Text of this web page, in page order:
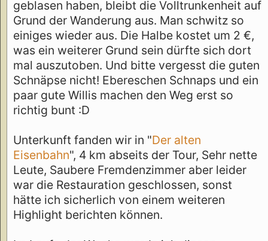
geblasen haben, bleibt die Volltrunkenheit auf
Grund der Wanderung aus. Man schwitz so
einiges wieder aus. Die Halbe kostet um 2 €,
was ein weiterer Grund sein dürfte sich dort
mal auszutoben. Und bitte vergesst die guten
Schnäpse nicht! Ebereschen Schnaps und ein
paar gute Willis machen den Weg erst so
richtig bunt :D
Unterkunft fanden wir in "Der alten
Eisenbahn", 4 km abseits der Tour, Sehr nette
Leute, Saubere Fremdenzimmer aber leider
war die Restauration geschlossen, sonst
hätte ich sicherlich von einem weiteren
Highlight berichten können.